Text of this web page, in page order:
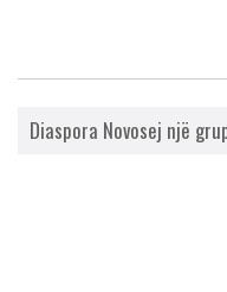
Diaspora Novosej një